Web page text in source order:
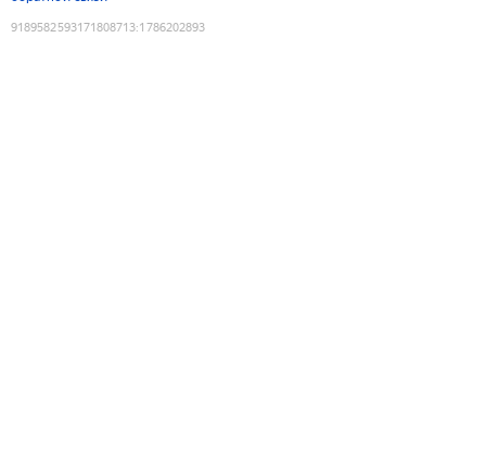
9189582593171808713:1786202893